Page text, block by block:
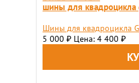
шины для
Шины для квадроцикла
5 000 ₽ Цена: 4 400 ₽